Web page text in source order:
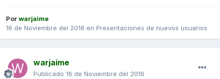
Porwarjaime
16 de Noviembre del 2016 en Presentaciones de nuevos usuarios
warjaime
Publicado 16 de Noviembre del 2016